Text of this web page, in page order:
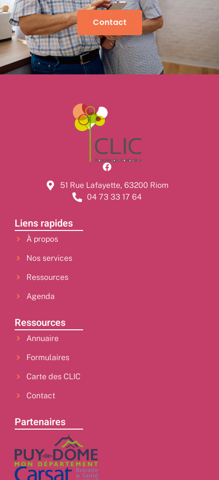
Contact
51 Rue Lafayette, 63200 Riom
04 73 33 17 64
Liens rapides
À propos
Nos services
Ressources
Agenda
Ressources
Annuaire
Formulaires
Carte des CLIC
Contact
Partenaires